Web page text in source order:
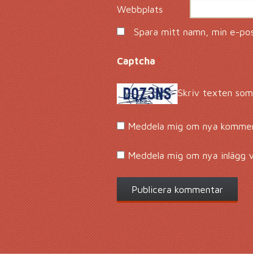
Webbplats
Spara mitt namn, min e-
Captcha*
Skriv texten
Meddela mig om nya
Meddela mig om nya inlägg